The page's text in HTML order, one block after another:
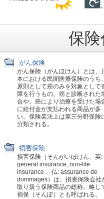
保
がん保険
がん保険（がんほけん）とは、
本における民間医療保険のうち
原則として癌のみを対象として
障を行うもの。癌と診断された
合や、癌により治療を受けた場
に給付金が支払われる商品が多
い。保険業法上は第三分野保険
分類される。
損害保険
損害保険（そんがいほけん、英:
general insurance, non-life
insurance 、仏: assurance de
dommages）は、損害保険会社
取り扱う保険商品の総称。略し
損保（そんぽ）とも呼ばれる。